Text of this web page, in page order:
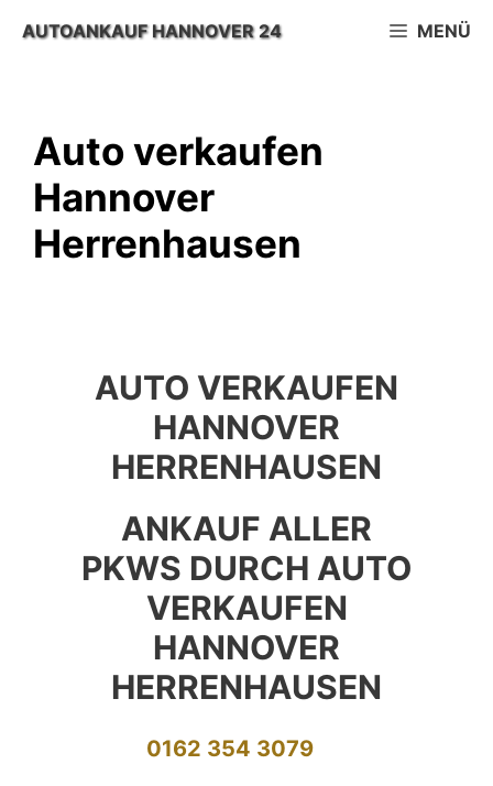
InhaltAUTOANKAUF HANNOVER 24 MENÜ
Auto verkaufen
Hannover
Herrenhausen
AUTO VERKAUFEN
HANNOVER
HERRENHAUSEN
ANKAUF ALLER
PKWS DURCH AUTO
VERKAUFEN
HANNOVER
HERRENHAUSEN
0162 354 3079